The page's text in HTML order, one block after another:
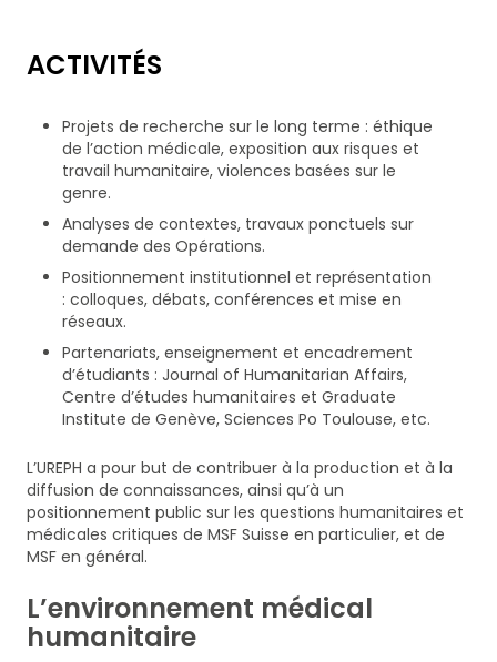
ACTIVITÉS
Projets de recherche sur le long terme : éthique
de l’action médicale, exposition aux risques et
travail humanitaire, violences basées sur le
genre.
Analyses de contextes, travaux ponctuels sur
demande des Opérations.
Positionnement institutionnel et représentation
: colloques, débats, conférences et mise en
réseaux.
Partenariats, enseignement et encadrement
d’étudiants : Journal of Humanitarian Affairs,
Centre d’études humanitaires et Graduate
Institute de Genève, Sciences Po Toulouse, etc.
L’UREPH a pour but de contribuer à la production et à la
diffusion de connaissances, ainsi qu’à un
positionnement public sur les questions humanitaires et
médicales critiques de MSF Suisse en particulier, et de
MSF en général.
L’environnement médical
humanitaire